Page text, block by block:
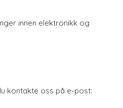
innen elektronikk og
kontakte oss på e-post: